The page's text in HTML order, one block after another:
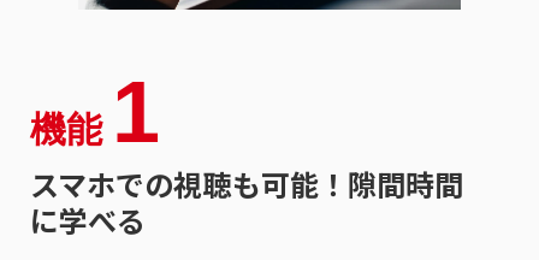
機能 1
スマホでの視聴も可能！隙間時間
に学べる